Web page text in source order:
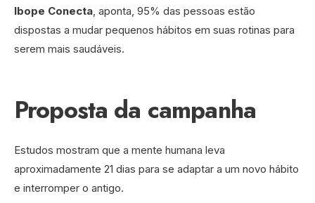
Ibope Conecta , aponta, 95% das pessoas estão
dispostas a mudar pequenos hábitos em suas rotinas para
serem mais saudáveis.
Proposta da campanha
Estudos mostram que a mente humana leva
aproximadamente 21 dias para se adaptar a um novo hábito
e interromper o antigo.